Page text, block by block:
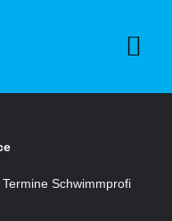
Schwimmprofi